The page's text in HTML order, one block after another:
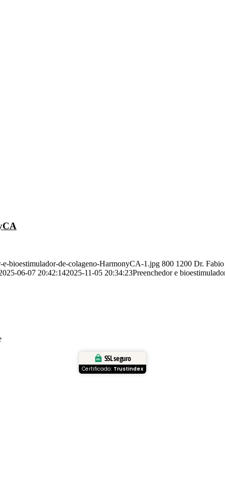
bioestimulador-de-colageno-HarmonyCA-1.jpg 800 1200 Dr.
06-07 20:42:142025-11-05 20:34:23Preenchedor e
SSL seguro
Certificado: Trustindex